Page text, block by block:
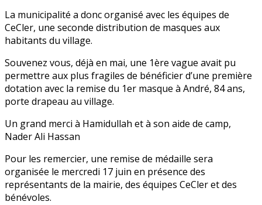
La municipalité a donc organisé avec les équipes de
CeCler, une seconde distribution de masques aux
habitants du village.
Souvenez vous, déjà en mai, une 1ère vague avait pu
permettre aux plus fragiles de bénéficier d’une première
dotation avec la remise du 1er masque à André, 84 ans,
porte drapeau au village.
Un grand merci à Hamidullah et à son aide de camp,
Nader Ali Hassan
Pour les remercier, une remise de médaille sera
organisée le mercredi 17 juin en présence des
représentants de la mairie, des équipes CeCler et des
bénévoles.